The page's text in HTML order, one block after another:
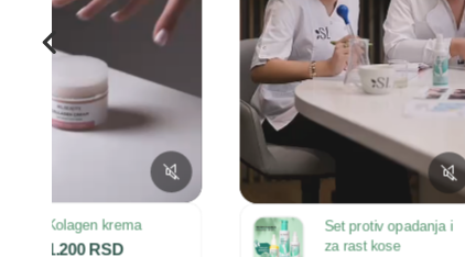
Set protiv opadanja i
Set
3.890